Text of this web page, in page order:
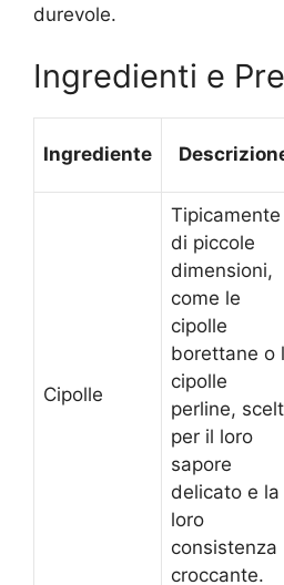
durevole.
Ingredienti e
Ingrediente
Cipolle
Tipicamente
di piccole
dimensioni,
come le
cipolle
borettane o
cipolle
perline,
per il loro
sapore
delicato e la
loro
consistenza
croccante.